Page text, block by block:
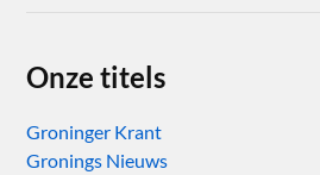
Onze titels
Groninger Krant
Gronings Nieuws